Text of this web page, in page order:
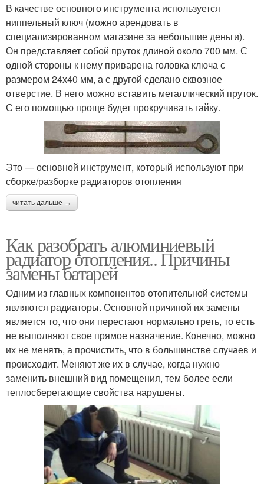
В качестве основного инструмента используется
ниппельный ключ (можно арендовать в
специализированном магазине за небольшие деньги).
Он представляет собой пруток длиной около 700 мм. С
одной стороны к нему приварена головка ключа с
размером 24х40 мм, а с другой сделано сквозное
отверстие. В него можно вставить металлический пруток.
С его помощью проще будет прокручивать гайку.
Это — основной инструмент, который используют при
сборке/разборке радиаторов отопления
читать дальше →
Как разобрать алюминиевый
радиатор отопления.. Причины
замены батарей
Одним из главных компонентов отопительной системы
являются радиаторы. Основной причиной их замены
является то, что они перестают нормально греть, то есть
не выполняют свое прямое назначение. Конечно, можно
их не менять, а прочистить, что в большинстве случаев и
происходит. Меняют же их в случае, когда нужно
заменить внешний вид помещения, тем более если
теплосберегающие свойства нарушены.